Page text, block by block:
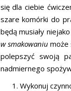
się dla ciebie
szare komórki do
będą musiały
w smakowaniumoże
polepszyć swoją
nadmiernego
Wykonuj